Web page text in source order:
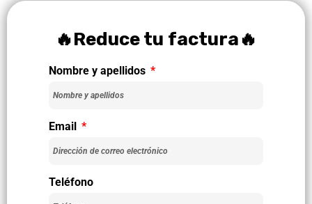
🔥Reduce tu factura🔥
Nombre y apellidos
Email
Teléfono